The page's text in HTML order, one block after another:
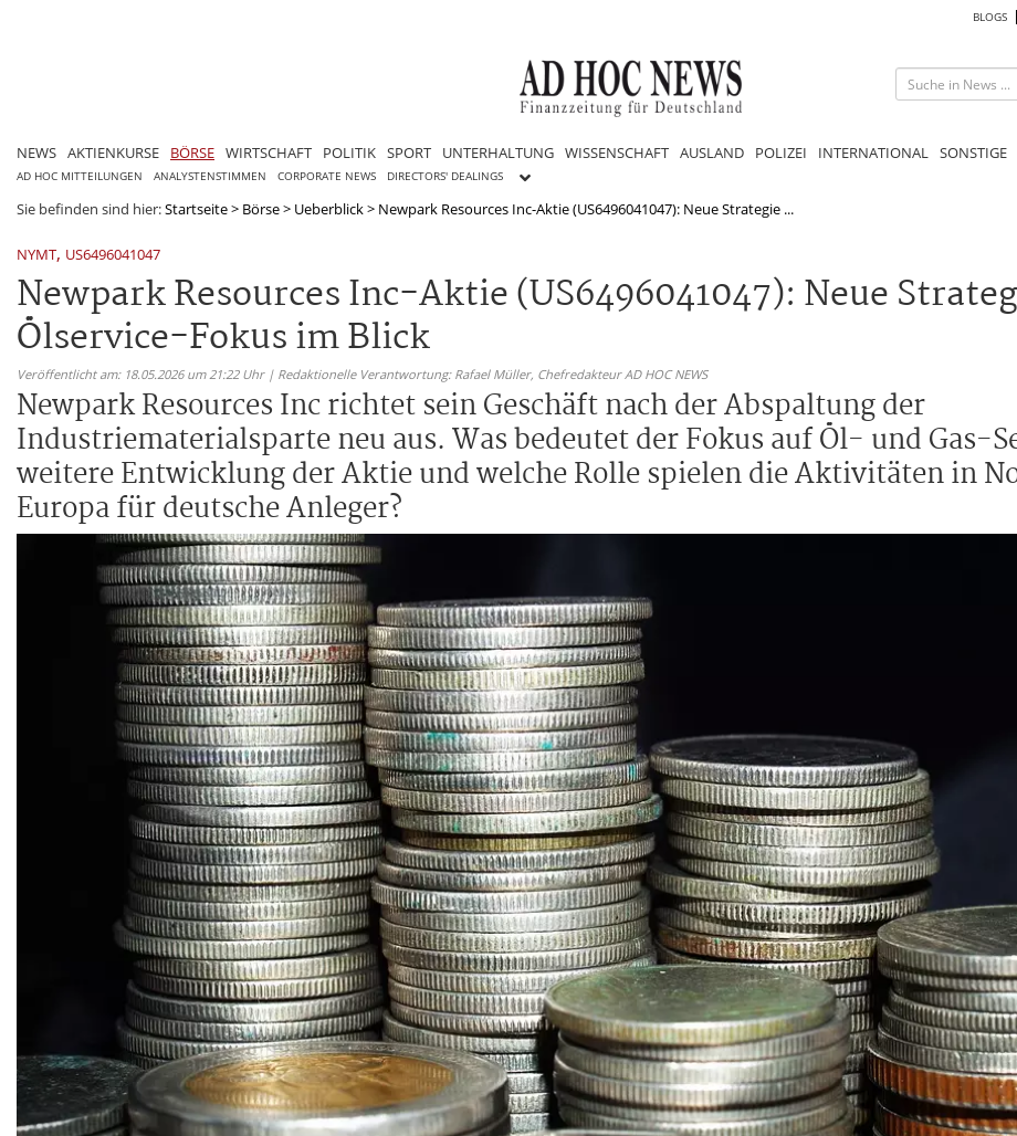
BLOGS
NEWS AKTIENKURSE BÖRSE WIRTSCHAFT POLITIK SPORT UNTERHALTUNG WISSENSCHAFT AUSLAND POLIZEI INTERNATIONAL SONSTIGE
AD HOC MITTEILUNGEN ANALYSTENSTIMMEN CORPORATE NEWS DIRECTORS' DEALINGS
Sie befinden sind hier:Startseite> Börse> Ueberblick> Newpark Resources Inc-Aktie (US6496041047): Neue Strategie ...
NYMT, US6496041047
Newpark Resources Inc-Aktie (US6496041047): Neue
Ölservice-Fokus im Blick
Veröffentlicht am: 18.05.2026 um 21:22 Uhr | Redaktionelle Verantwortung: Rafael Müller, Chefredakteur AD HOC NEWS
Newpark Resources Inc richtet sein Geschäft nach der Abspaltung der
Industriematerialsparte neu aus. Was bedeutet der Fokus auf Öl- und Gas-
weitere Entwicklung der Aktie und welche Rolle spielen die Aktivitäten in
Europa für deutsche Anleger?